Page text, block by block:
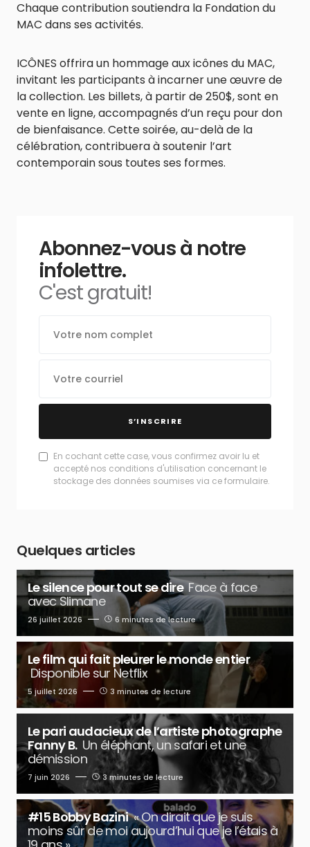
Chaque contribution soutiendra la Fondation du
MAC dans ses activités.
ICÔNES offrira un hommage aux icônes du MAC,
invitant les participants à incarner une œuvre de
la collection. Les billets, à partir de 250$, sont en
vente en ligne, accompagnés d’un reçu pour don
de bienfaisance. Cette soirée, au-delà de la
célébration, contribuera à soutenir l’art
contemporain sous toutes ses formes.
Abonnez-vous à notre
infolettre.
C'est gratuit!
S’INSCRIRE
En cochant cette case, vous confirmez avoir lu et
accepté nos conditions d'utilisation concernant le
stockage des données soumises via ce formulaire.
Quelques articles
Le silence pour tout se dire Face à face
avec Slimane
26 juillet 2026 6 minutes de lecture
Le film qui fait pleurer le monde entier
Disponible sur Netflix
5 juillet 2026 3 minutes de lecture
Le pari audacieux de l’artiste photographe
Fanny B. Un éléphant, un safari et une
démission
7 juin 2026 3 minutes de lecture
#15 Bobby Bazini « On dirait que je suis
moins sûr de moi aujourd’hui que je l’étais à